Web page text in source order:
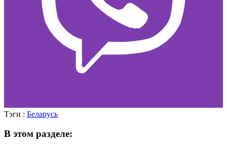
Тэги : Беларусь
В этом разделе: